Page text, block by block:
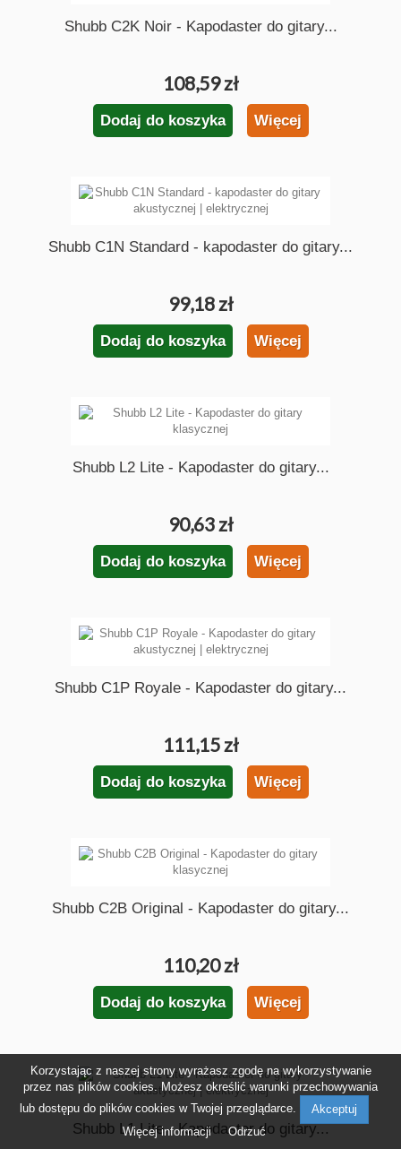
Shubb C2K Noir - Kapodaster do gitary...
108,59 zł
Dodaj do koszyka Więcej
Shubb C1N Standard - kapodaster do gitary...
99,18 zł
Dodaj do koszyka Więcej
Shubb L2 Lite - Kapodaster do gitary...
90,63 zł
Dodaj do koszyka Więcej
Shubb C1P Royale - Kapodaster do gitary...
111,15 zł
Dodaj do koszyka Więcej
Shubb C2B Original - Kapodaster do gitary...
110,20 zł
Dodaj do koszyka Więcej
Shubb L1 Lite - Kapodaster do gitary...
Korzystając z naszej strony wyrażasz zgodę na wykorzystywanie
przez nas plików cookies. Możesz określić warunki przechowywania
lub dostępu do plików cookies w Twojej przeglądarce.
Akceptuj
Więcej informacji
Odrzuć